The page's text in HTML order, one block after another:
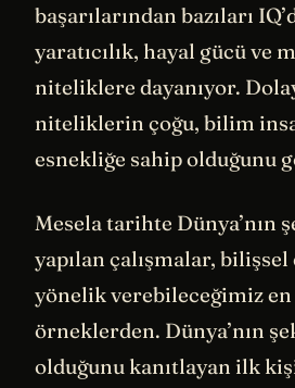
başarılarından bazıları
yaratıcılık, hayal gücü ve
niteliklere dayanıyor.
niteliklerin çoğu, bilim
esnekliğe sahip olduğunu
Mesela tarihte Dünya’nın
yapılan çalışmalar,
yönelik verebileceğimiz en
örneklerden. Dünya’nın
olduğunu kanıtlayan ilk